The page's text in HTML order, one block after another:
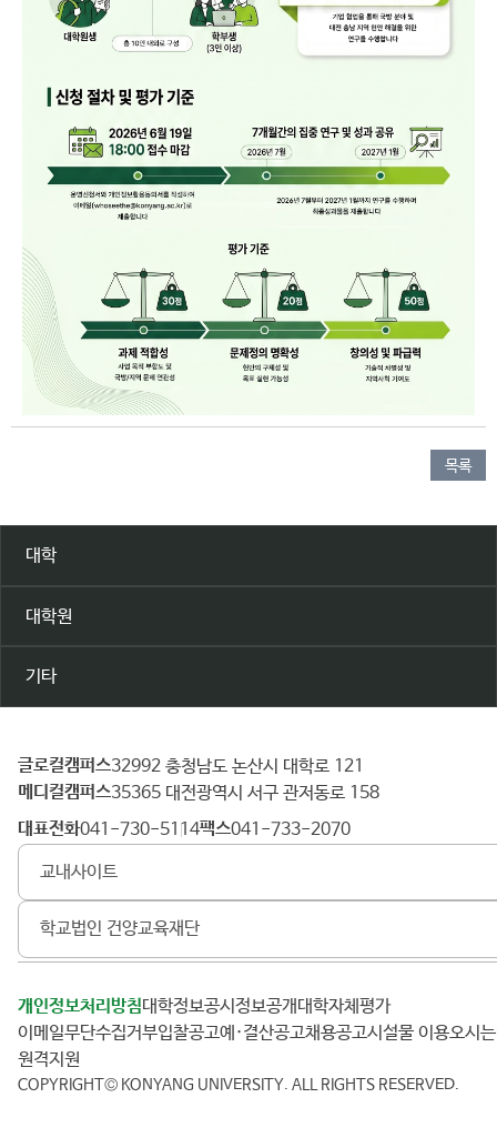
목록
대학
대학원
기타
건
양
대
학
글로컬캠퍼스 32992 충청남도 논산시 대학로 121
메디컬캠퍼스 35365 대전광역시 서구 관저동로 158
대표전화 041-730-5114 팩스 041-733-2070
교내사이트
학교법인 건양교육재단
개인정보처리방침 대학정보공시 정보공개
대학자체평가
이메일무단수집거부
입찰공고 예·결산공고 채용공고 시설물 이용
오시
원격지원
COPYRIGHT© KONYANG UNIVERSITY. ALL RIGHTS RESERVED.